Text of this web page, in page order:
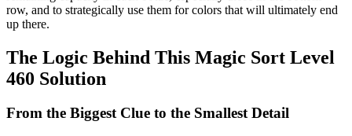
row, and to strategically use them for colors that will ultimately end
up there.
The Logic Behind This Magic Sort Level
460 Solution
From the Biggest Clue to the Smallest Detail